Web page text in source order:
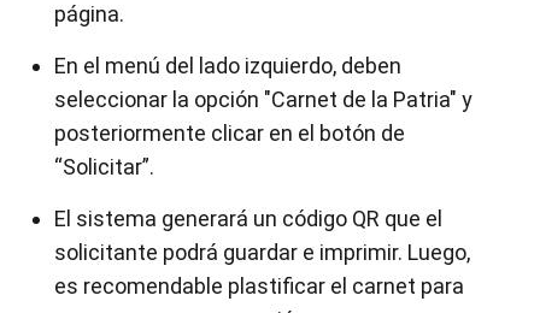
página.
En el menú del lado izquierdo, deben
seleccionar la opción "Carnet de la Patria" y
posteriormente clicar en el botón de
“Solicitar”.
El sistema generará un código QR que el
solicitante podrá guardar e imprimir. Luego,
es recomendable plastificar el carnet para